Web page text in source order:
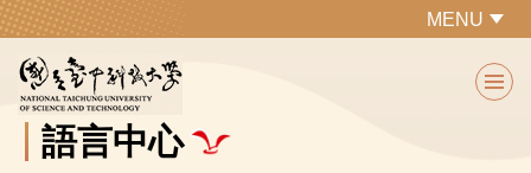
跳
主
要
容
語言中心
MENU